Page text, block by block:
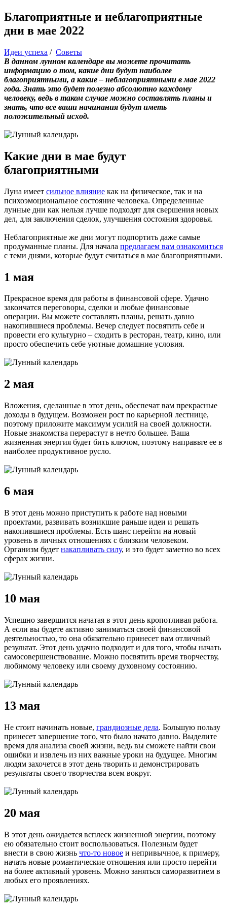
Благоприятные и неблагоприятные
дни в мае 2022
Идеи успеха / Советы
В данном лунном календаре вы можете прочитать
информацию о том, какие дни будут наиболее
благоприятными, а какие – неблагоприятными в мае 2022
года. Знать это будет полезно абсолютно каждому
человеку, ведь в таком случае можно составлять планы и
знать, что все ваши начинания будут иметь
положительный исход.
Какие дни в мае будут
благоприятными
Луна имеет сильное влияние как на физическое, так и на
психоэмоциональное состояние человека. Определенные
лунные дни как нельзя лучше подходят для свершения новых
дел, для заключения сделок, улучшения состояния здоровья.
Неблагоприятные же дни могут подпортить даже самые
продуманные планы. Для начала предлагаем вам ознакомиться
с теми днями, которые будут считаться в мае благоприятными.
1 мая
Прекрасное время для работы в финансовой сфере. Удачно
закончатся переговоры, сделки и любые финансовые
операции. Вы можете составлять планы, решать давно
накопившиеся проблемы. Вечер следует посвятить себе и
провести его культурно – сходить в ресторан, театр, кино, или
просто обеспечить себе уютные домашние условия.
2 мая
Вложения, сделанные в этот день, обеспечат вам прекрасные
доходы в будущем. Возможен рост по карьерной лестнице,
поэтому приложите максимум усилий на своей должности.
Новые знакомства перерастут в нечто большее. Ваша
жизненная энергия будет бить ключом, поэтому направьте ее в
наиболее продуктивное русло.
6 мая
В этот день можно приступить к работе над новыми
проектами, развивать возникшие раньше идеи и решать
накопившиеся проблемы. Есть шанс перейти на новый
уровень в личных отношениях с близким человеком.
Организм будет накапливать силу, и это будет заметно во всех
сферах жизни.
10 мая
Успешно завершится начатая в этот день кропотливая работа.
А если вы будете активно заниматься своей финансовой
деятельностью, то она обязательно принесет вам отличный
результат. Этот день удачно подходит и для того, чтобы начать
самосовершенствование. Можно посвятить время творчеству,
любимому человеку или своему духовному состоянию.
13 мая
Не стоит начинать новые, грандиозные дела. Большую пользу
принесет завершение того, что было начато давно. Выделите
время для анализа своей жизни, ведь вы сможете найти свои
ошибки и извлечь из них важные уроки на будущее. Многим
людям захочется в этот день творить и демонстрировать
результаты своего творчества всем вокруг.
20 мая
В этот день ожидается всплеск жизненной энергии, поэтому
ею обязательно стоит воспользоваться. Полезным будет
внести в свою жизнь что-то новое и непривычное, к примеру,
начать новые романтические отношения или просто перейти
на более активный уровень. Можно заняться саморазвитием в
любых его проявлениях.